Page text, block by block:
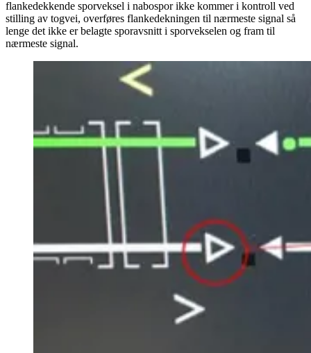
flankedekkende sporveksel i nabospor ikke kommer i kontroll ved
stilling av togvei, overføres flankedekningen til nærmeste signal så
lenge det ikke er belagte sporavsnitt i sporvekselen og fram til
nærmeste signal.